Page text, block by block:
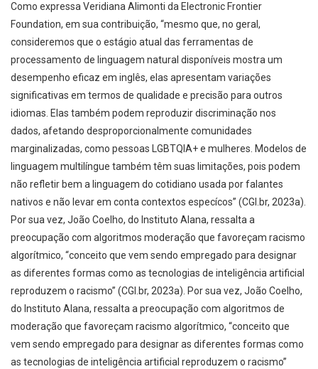
Como expressa Veridiana Alimonti da Electronic Frontier
Foundation, em sua contribuição, “mesmo que, no geral,
consideremos que o estágio atual das ferramentas de
processamento de linguagem natural disponíveis mostra um
desempenho eficaz em inglês, elas apresentam variações
significativas em termos de qualidade e precisão para outros
idiomas. Elas também podem reproduzir discriminação nos
dados, afetando desproporcionalmente comunidades
marginalizadas, como pessoas LGBTQIA+ e mulheres. Modelos de
linguagem multilíngue também têm suas limitações, pois podem
não refletir bem a linguagem do cotidiano usada por falantes
nativos e não levar em conta contextos especícos” (CGI.br, 2023a).
Por sua vez, João Coelho, do Instituto Alana, ressalta a
preocupação com algoritmos moderação que favoreçam racismo
algorítmico, “conceito que vem sendo empregado para designar
as diferentes formas como as tecnologias de inteligência artificial
reproduzem o racismo” (CGI.br, 2023a). Por sua vez, João Coelho,
do Instituto Alana, ressalta a preocupação com algoritmos de
moderação que favoreçam racismo algorítmico, “conceito que
vem sendo empregado para designar as diferentes formas como
as tecnologias de inteligência artificial reproduzem o racismo”